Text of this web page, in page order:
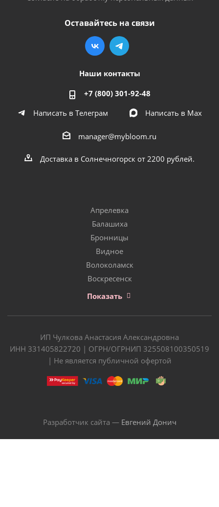
Оставайтесь на связи
Наши контакты
+7 (800) 301-92-48
Написать в Телеграм
Написать в Мах
manager@mybloom.ru
Доставка в Солнечногорск от 2200 рублей.
Апрелевка
Балашиха
Бронницы
Видное
Волоколамск
Воскресенск
Показать
ИП Чулкова Анастасия Александровна
ИНН 331405822720 | ОГРН/ОГРНИП 325508100350519
| Не является публичной офертой
Разработчик сайта — Евгений Донич